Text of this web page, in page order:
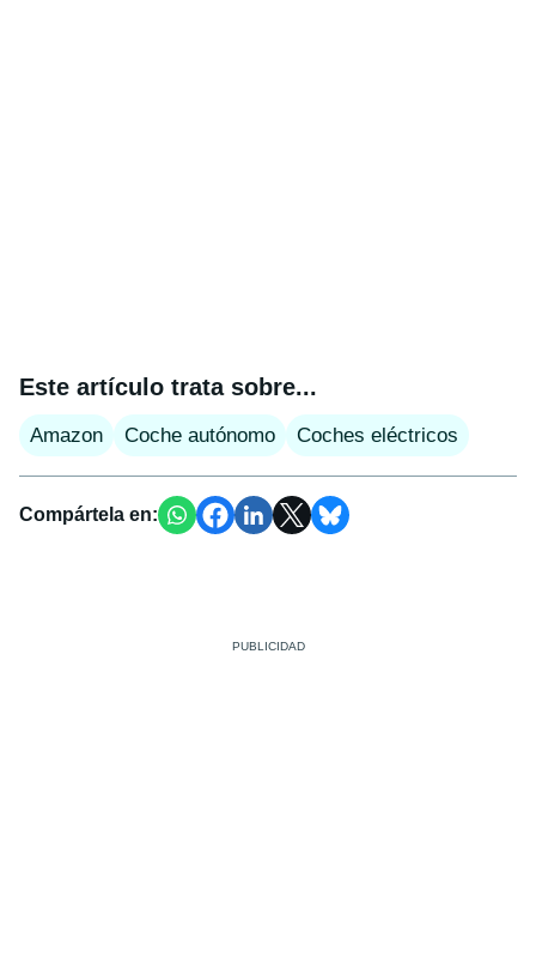
Este artículo trata sobre...
Amazon Coche autónomo Coches eléctricos
Compártela en: